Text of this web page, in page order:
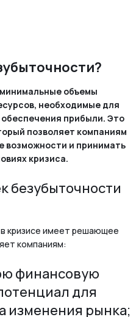
объемы
необходимые для
прибыли. Это
позволяет компаниям
возможности и принимать
кризиса.
безубыточности
кризисе имеет решающее
компаниям:
финансовую
для
изменения рынка;